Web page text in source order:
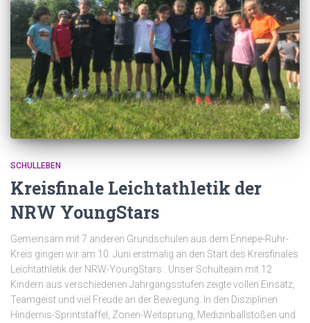
SCHULLEBEN
Kreisfinale Leichtathletik der
NRW YoungStars
Gemeinsam mit 7 anderen Grundschulen aus dem Ennepe-Ruhr-
Kreis gingen wir am 10. Juni erstmalig an den Start des Kreisfinales
Leichtathletik der NRW-YoungStars . Unser Schulteam mit 12
Kindern aus verschiedenen Jahrgangsstufen zeigte vollen Einsatz,
Teamgeist und viel Freude an der Bewegung. In den Disziplinen
Hindernis-Sprintstaffel, Zonen-Weitsprung, Medizinballstoßen und